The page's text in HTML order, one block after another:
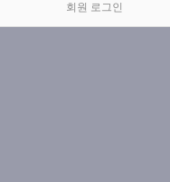
회원 로그인